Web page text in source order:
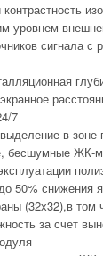
уровнем
сигнала с
7
в зоне
бесшумные ЖК-
50% снижения
(32х32),в том
за счет